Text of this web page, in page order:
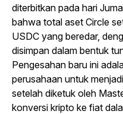
diterbitkan pada hari
bahwa total aset Circle
USDC yang beredar,
disimpan dalam bentuk
Pengesahan baru ini
perusahaan untuk
setelah diketuk oleh
konversi kripto ke fiat